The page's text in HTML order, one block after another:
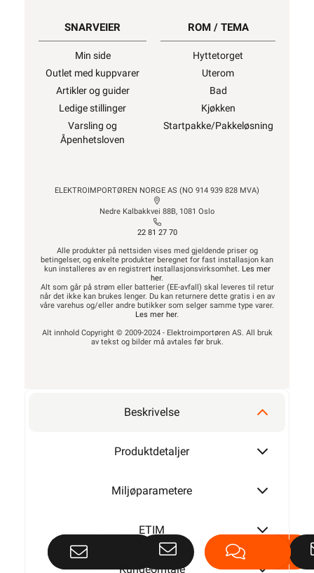
SNARVEIER
Min side
Outlet med kuppvarer
Artikler og guider
Ledige stillinger
Varsling og
Åpenhetsloven
ROM / TEMA
Hyttetorget
Uterom
Bad
Kjøkken
Startpakke/Pakkeløsning
ELEKTROIMPORTØREN NORGE AS (NO 914 939 828 MVA)
Nedre Kalbakkvei 88B, 1081 Oslo
22 81 27 70
Alle produkter på nettsiden vises med gjeldende priser og
betingelser, og enkelte produkter beregnet for fast installasjon kan
kun installeres av en registrert installasjonsvirksomhet. Les mer
her.
Alt som går på strøm eller batterier (EE-avfall) skal leveres til retur
når det ikke kan brukes lenger. Du kan returnere dette gratis i en av
våre varehus og/eller andre butikker som selger samme type varer.
Les mer her.
Alt innhold Copyright © 2009-2024 - Elektroimportøren AS. All bruk
av tekst og bilder må avtales før bruk.
Beskrivelse
Produktdetaljer
Miljøparametere
ETIM
Kundeomtale